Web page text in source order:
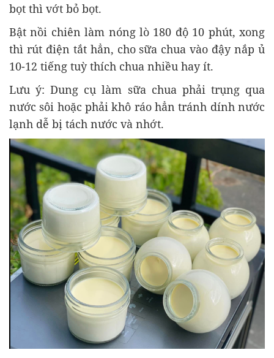
bọt thì vớt bỏ bọt.
Bật nồi chiên làm nóng lò 180 độ 10 phút, xong
thì rút điện tắt hẳn, cho sữa chua vào đậy nắp ủ
10-12 tiếng tuỳ thích chua nhiều hay ít.
Lưu ý: Dung cụ làm sữa chua phải trụng qua
nước sôi hoặc phải khô ráo hẳn tránh dính nước
lạnh dễ bị tách nước và nhớt.